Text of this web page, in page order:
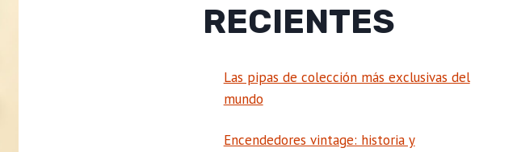
RECIENTES
Las pipas de colección más exclusivas del
mundo
Encendedores vintage: historia y